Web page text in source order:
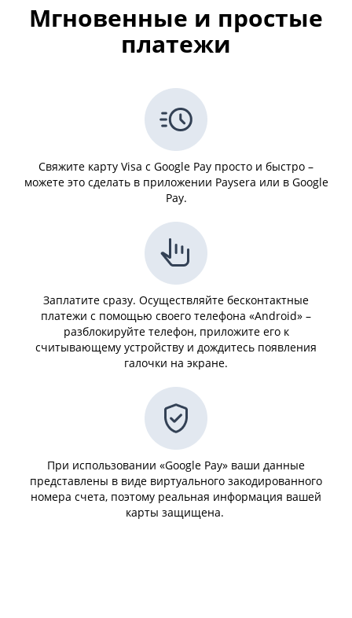
Мгновенные и простые
платежи
Свяжите карту Visa с Google Pay просто и быстро –
можете это сделать в приложении Paysera или в Google
Pay.
Заплатите сразу. Осуществляйте бесконтактные
платежи с помощью своего телефона «Android» –
разблокируйте телефон, приложите его к
считывающему устройству и дождитесь появления
галочки на экране.
При использовании «Google Pay» ваши данные
представлены в виде виртуального закодированного
номера счета, поэтому реальная информация вашей
карты защищена.